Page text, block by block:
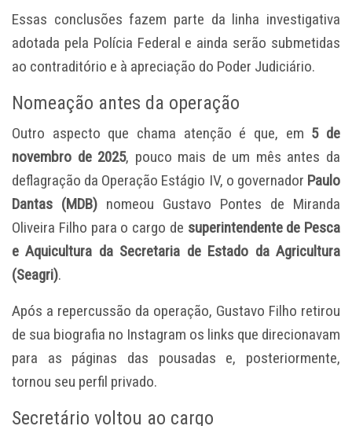
Essas conclusões fazem parte da linha investigativa
adotada pela Polícia Federal e ainda serão submetidas
ao contraditório e à apreciação do Poder Judiciário.
Nomeação antes da operação
Outro aspecto que chama atenção é que, em 5 de
novembro de 2025, pouco mais de um mês antes da
deflagração da Operação Estágio IV, o governador Paulo
Dantas (MDB) nomeou Gustavo Pontes de Miranda
Oliveira Filho para o cargo de superintendente de Pesca
e Aquicultura da Secretaria de Estado da Agricultura
(Seagri).
Após a repercussão da operação, Gustavo Filho retirou
de sua biografia no Instagram os links que direcionavam
para as páginas das pousadas e, posteriormente,
tornou seu perfil privado.
Secretário voltou ao cargo